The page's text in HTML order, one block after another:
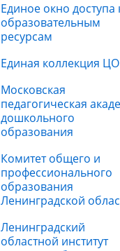
Единое окно доступа
образовательным
ресурсам
Единая коллекция
Московская
педагогическая
дошкольного
образования
Комитет общего и
профессионального
образования
Ленинградской
Ленинградский
областной институт